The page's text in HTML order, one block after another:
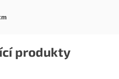
produkty